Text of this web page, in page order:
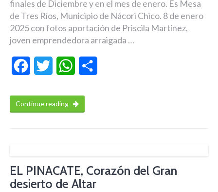
finales de Diciembre y en el mes de enero. Es Mesa
de Tres Ríos, Municipio de Nácori Chico. 8 de enero
2025 con fotos aportación de Priscila Martínez,
joven emprendedora arraigada …
FacebookTwitter WhatsApp
Continue reading
EL PINACATE, Corazón del Gran
desierto de Altar